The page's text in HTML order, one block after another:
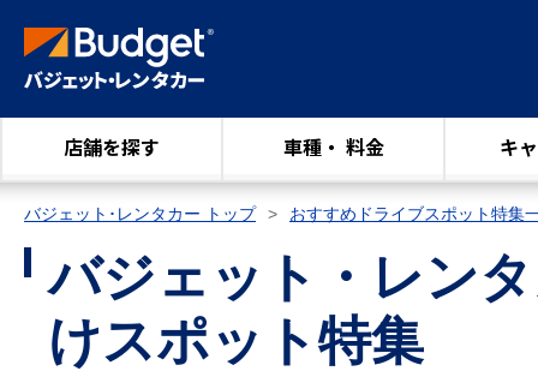
店舗を探す 車種・ 料金 キ
バジェット･レンタカー トップ おすすめドライブスポット特集
バジェット・レン
けスポット特集